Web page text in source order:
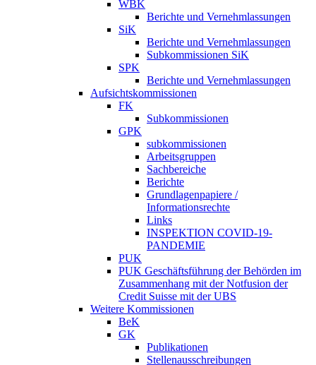
WBK
Berichte und Vernehmlassungen
SiK
Berichte und Vernehmlassungen
Subkommissionen SiK
SPK
Berichte und Vernehmlassungen
Aufsichtskommissionen
FK
Subkommissionen
GPK
subkommissionen
Arbeitsgruppen
Sachbereiche
Berichte
Grundlagenpapiere /
Informationsrechte
Links
INSPEKTION COVID-19-
PANDEMIE
PUK
PUK Geschäftsführung der Behörden im
Zusammenhang mit der Notfusion der
Credit Suisse mit der UBS
Weitere Kommissionen
BeK
GK
Publikationen
Stellenausschreibungen